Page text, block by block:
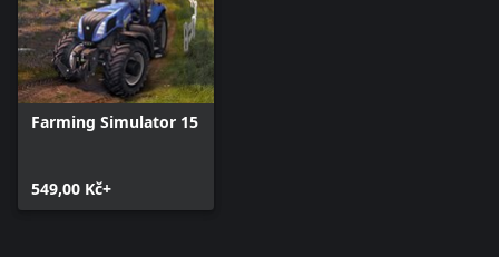
Farming Simulator 15
549,00 Kč+